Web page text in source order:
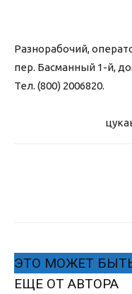
Разнорабочий,
пер. Басманный 1-й,
Тел. (800) 2006820.
ЭТО МОЖЕТ
ЕЩЕ ОТ АВТОРА